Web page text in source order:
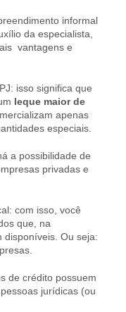
informal
da especialista,
vantagens e
isso significa que
leque maior de
apenas
especiais.
a possibilidade de
privadas e
com isso, você
que, na
disponíveis. Ou seja:
de crédito possuem
jurídicas (ou